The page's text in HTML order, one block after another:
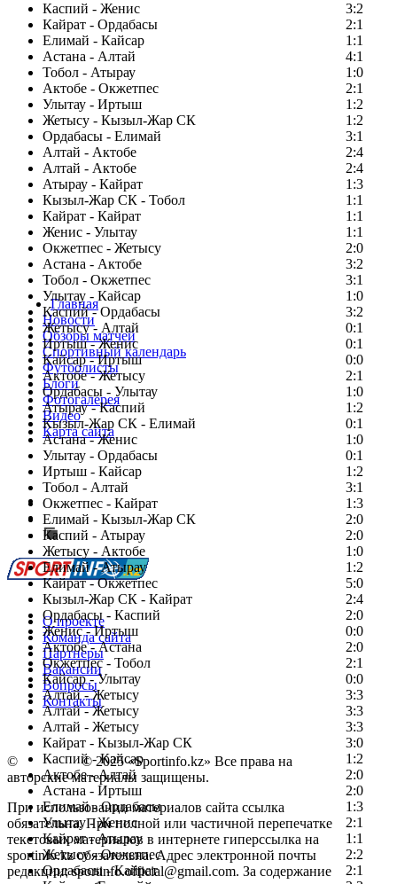
Каспий - Женис
3:2
Кайрат - Ордабасы
2:1
Елимай - Кайсар
1:1
Астана - Алтай
4:1
Тобол - Атырау
1:0
Актобе - Окжетпес
2:1
Улытау - Иртыш
1:2
Жетысу - Кызыл-Жар СК
1:2
Ордабасы - Елимай
3:1
Алтай - Актобе
2:4
Алтай - Актобе
2:4
Атырау - Кайрат
1:3
Кызыл-Жар СК - Тобол
1:1
Кайрат - Кайрат
1:1
Женис - Улытау
1:1
Окжетпес - Жетысу
2:0
Астана - Актобе
3:2
Тобол - Окжетпес
3:1
Улытау - Кайсар
1:0
Каспий - Ордабасы
3:2
Жетысу - Алтай
0:1
Иртыш - Женис
0:1
Кайсар - Иртыш
0:0
Актобе - Жетысу
2:1
Ордабасы - Улытау
1:0
Атырау - Каспий
1:2
Кызыл-Жар СК - Елимай
0:1
Астана - Женис
1:0
Улытау - Ордабасы
0:1
Иртыш - Кайсар
1:2
Тобол - Алтай
3:1
Окжетпес - Кайрат
1:3
Елимай - Кызыл-Жар СК
2:0
Каспий - Атырау
2:0
Жетысу - Актобе
1:0
Елимай - Атырау
1:2
Кайрат - Окжетпес
5:0
Кызыл-Жар СК - Кайрат
2:4
Ордабасы - Каспий
2:0
Женис - Иртыш
0:0
Актобе - Астана
2:0
Окжетпес - Тобол
2:1
Кайсар - Улытау
0:0
Алтай - Жетысу
3:3
Алтай - Жетысу
3:3
Алтай - Жетысу
3:3
Кайрат - Кызыл-Жар СК
3:0
Каспий - Кайсар
1:2
Актобе - Алтай
2:0
Астана - Иртыш
2:0
Елимай - Ордабасы
1:3
Улытау - Женис
2:1
Кайрат - Атырау
1:1
Жетысу - Окжетпес
2:2
Ордабасы - Кайрат
2:1
Главная
Новости
Обзоры матчей
Спортивный календарь
Футболисты
Блоги
Фотогалерея
Видео
Карта сайта
Есть идея?
Сообщить о мероприятии
Перейти на старый сайт
О проекте
Команда сайта
Партнеры
Вакансии
Вопросы
Контакты
© Copyright© 2025 «Sportinfo.kz» Все права на
авторские материалы защищены.
При использовании материалов сайта ссылка
обязательна. При полной или частичной перепечатке
текстовых материалов в интернете гиперссылка на
sportinfo.kz обязательна. Адрес электронной почты
редакции: sportinfo.official@gmail.com. За содержание